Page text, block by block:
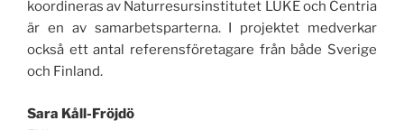
koordineras av Naturresursinstitutet LUKE och Centria
är en av samarbetsparterna. I projektet medverkar
också ett antal referensföretagare från både Sverige
och Finland.
Sara Kåll-Fröjdö